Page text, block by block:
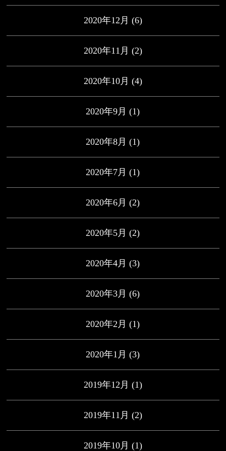
2020年12月 (6)
2020年11月 (2)
2020年10月 (4)
2020年9月 (1)
2020年8月 (1)
2020年7月 (1)
2020年6月 (2)
2020年5月 (2)
2020年4月 (3)
2020年3月 (6)
2020年2月 (1)
2020年1月 (3)
2019年12月 (1)
2019年11月 (2)
2019年10月 (1)